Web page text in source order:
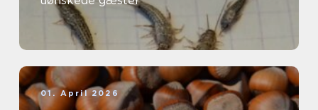
01. April 2026